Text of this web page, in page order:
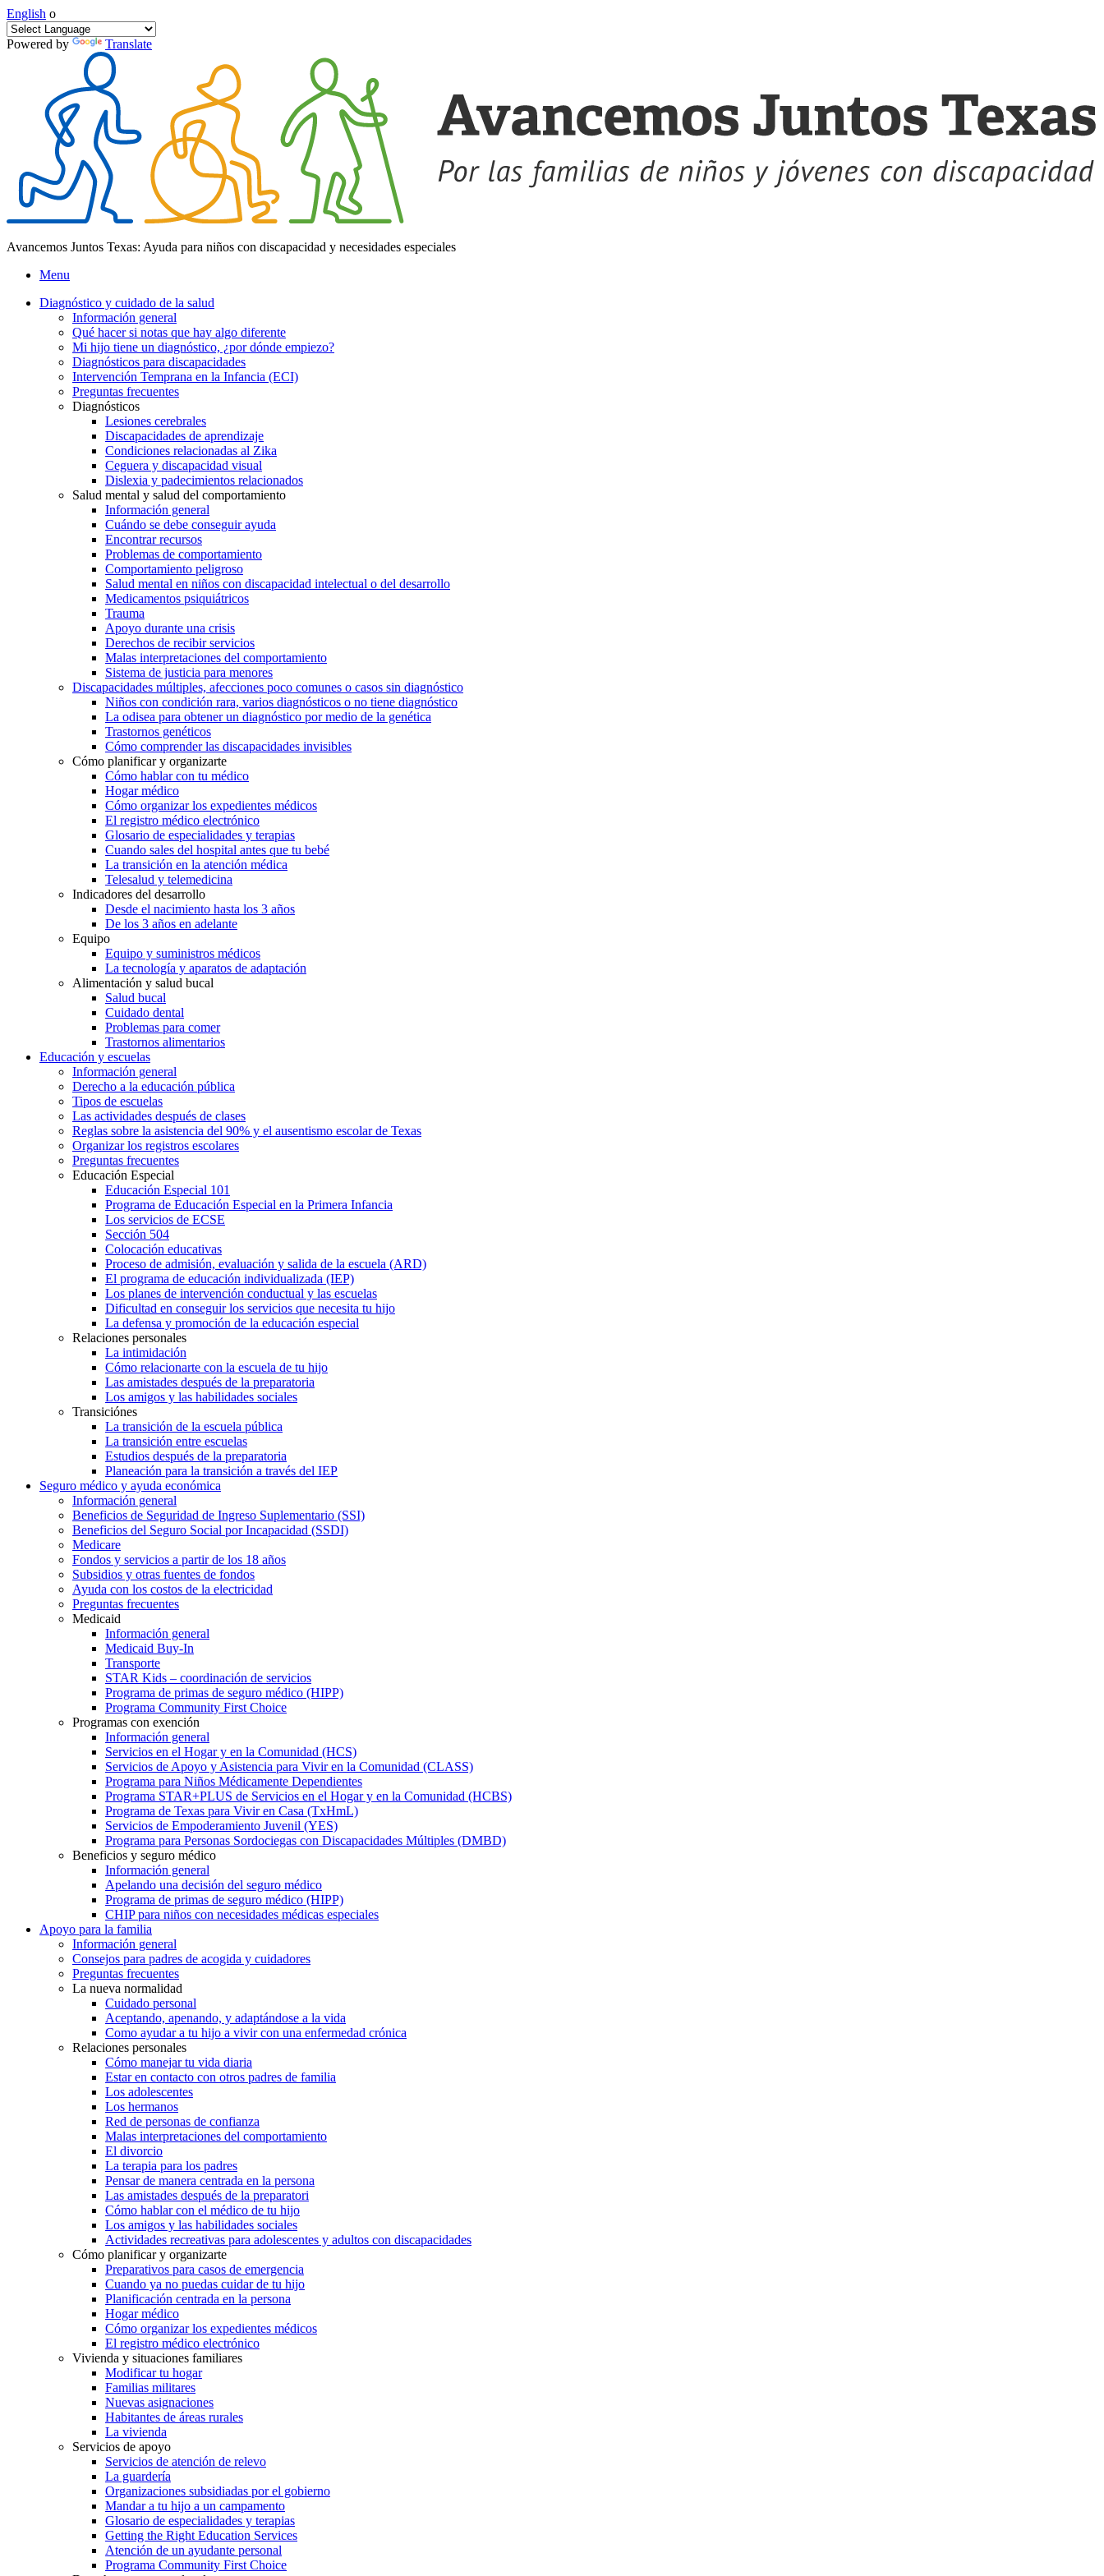
English o
Powered by Translate
Avancemos Juntos Texas: Ayuda para niños con discapacidad y necesidades especiales
Menu
Diagnóstico y cuidado de la salud
Información general
Qué hacer si notas que hay algo diferente
Mi hijo tiene un diagnóstico, ¿por dónde empiezo?
Diagnósticos para discapacidades
Intervención Temprana en la Infancia (ECI)
Preguntas frecuentes
Diagnósticos
Lesiones cerebrales
Discapacidades de aprendizaje
Condiciones relacionadas al Zika
Ceguera y discapacidad visual
Dislexia y padecimientos relacionados
Salud mental y salud del comportamiento
Información general
Cuándo se debe conseguir ayuda
Encontrar recursos
Problemas de comportamiento
Comportamiento peligroso
Salud mental en niños con discapacidad intelectual o del desarrollo
Medicamentos psiquiátricos
Trauma
Apoyo durante una crisis
Derechos de recibir servicios
Malas interpretaciones del comportamiento
Sistema de justicia para menores
Discapacidades múltiples, afecciones poco comunes o casos sin diagnóstico
Niños con condición rara, varios diagnósticos o no tiene diagnóstico
La odisea para obtener un diagnóstico por medio de la genética
Trastornos genéticos
Cómo comprender las discapacidades invisibles
Cómo planificar y organizarte
Cómo hablar con tu médico
Hogar médico
Cómo organizar los expedientes médicos
El registro médico electrónico
Glosario de especialidades y terapias
Cuando sales del hospital antes que tu bebé
La transición en la atención médica
Telesalud y telemedicina
Indicadores del desarrollo
Desde el nacimiento hasta los 3 años
De los 3 años en adelante
Equipo
Equipo y suministros médicos
La tecnología y aparatos de adaptación
Alimentación y salud bucal
Salud bucal
Cuidado dental
Problemas para comer
Trastornos alimentarios
Educación y escuelas
Información general
Derecho a la educación pública
Tipos de escuelas
Las actividades después de clases
Reglas sobre la asistencia del 90% y el ausentismo escolar de Texas
Organizar los registros escolares
Preguntas frecuentes
Educación Especial
Educación Especial 101
Programa de Educación Especial en la Primera Infancia
Los servicios de ECSE
Sección 504
Colocación educativas
Proceso de admisión, evaluación y salida de la escuela (ARD)
El programa de educación individualizada (IEP)
Los planes de intervención conductual y las escuelas
Dificultad en conseguir los servicios que necesita tu hijo
La defensa y promoción de la educación especial
Relaciones personales
La intimidación
Cómo relacionarte con la escuela de tu hijo
Las amistades después de la preparatoria
Los amigos y las habilidades sociales
Transiciónes
La transición de la escuela pública
La transición entre escuelas
Estudios después de la preparatoria
Planeación para la transición a través del IEP
Seguro médico y ayuda económica
Información general
Beneficios de Seguridad de Ingreso Suplementario (SSI)
Beneficios del Seguro Social por Incapacidad (SSDI)
Medicare
Fondos y servicios a partir de los 18 años
Subsidios y otras fuentes de fondos
Ayuda con los costos de la electricidad
Preguntas frecuentes
Medicaid
Información general
Medicaid Buy-In
Transporte
STAR Kids – coordinación de servicios
Programa de primas de seguro médico (HIPP)
Programa Community First Choice
Programas con exención
Información general
Servicios en el Hogar y en la Comunidad (HCS)
Servicios de Apoyo y Asistencia para Vivir en la Comunidad (CLASS)
Programa para Niños Médicamente Dependientes
Programa STAR+PLUS de Servicios en el Hogar y en la Comunidad (HCBS)
Programa de Texas para Vivir en Casa (TxHmL)
Servicios de Empoderamiento Juvenil (YES)
Programa para Personas Sordociegas con Discapacidades Múltiples (DMBD)
Beneficios y seguro médico
Información general
Apelando una decisión del seguro médico
Programa de primas de seguro médico (HIPP)
CHIP para niños con necesidades médicas especiales
Apoyo para la familia
Información general
Consejos para padres de acogida y cuidadores
Preguntas frecuentes
La nueva normalidad
Cuidado personal
Aceptando, apenando, y adaptándose a la vida
Como ayudar a tu hijo a vivir con una enfermedad crónica
Relaciones personales
Cómo manejar tu vida diaria
Estar en contacto con otros padres de familia
Los adolescentes
Los hermanos
Red de personas de confianza
Malas interpretaciones del comportamiento
El divorcio
La terapia para los padres
Pensar de manera centrada en la persona
Las amistades después de la preparatori
Cómo hablar con el médico de tu hijo
Los amigos y las habilidades sociales
Actividades recreativas para adolescentes y adultos con discapacidades
Cómo planificar y organizarte
Preparativos para casos de emergencia
Cuando ya no puedas cuidar de tu hijo
Planificación centrada en la persona
Hogar médico
Cómo organizar los expedientes médicos
El registro médico electrónico
Vivienda y situaciones familiares
Modificar tu hogar
Familias militares
Nuevas asignaciones
Habitantes de áreas rurales
La vivienda
Servicios de apoyo
Servicios de atención de relevo
La guardería
Organizaciones subsidiadas por el gobierno
Mandar a tu hijo a un campamento
Glosario de especialidades y terapias
Getting the Right Education Services
Atención de un ayudante personal
Programa Community First Choice